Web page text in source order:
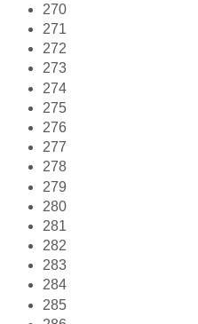
270
271
272
273
274
275
276
277
278
279
280
281
282
283
284
285